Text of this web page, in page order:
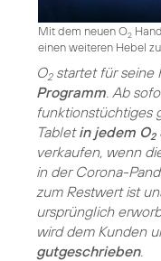
Mit dem neuen O2
einen weiteren Hebel
O2startet für seine
Programm . Ab
funktionstüchtiges
Tabletin jedem O2
verkaufen, wenn
in der Corona-
zum Restwert ist
ursprünglich
wird dem Kunden
gutgeschrieben.